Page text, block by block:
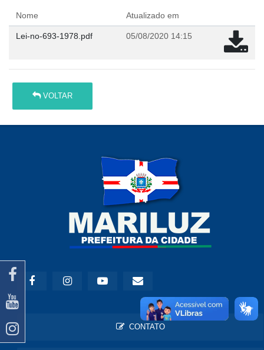
Nome Atualizado em
Lei-no-693-1978.pdf 05/08/2020 14:15
VOLTAR
CONTATO